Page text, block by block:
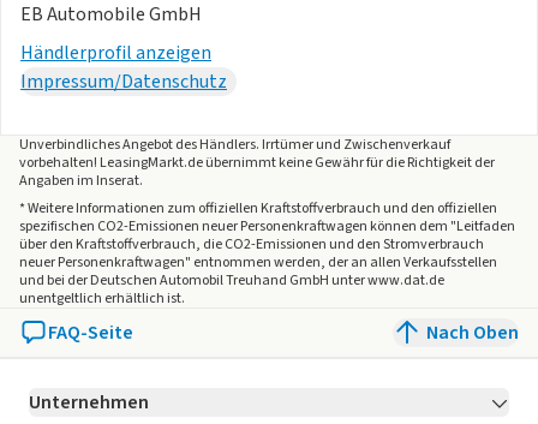
EB Automobile GmbH
Händlerprofil anzeigen
Impressum/Datenschutz
Unverbindliches Angebot desHändlers. Irrtümer und Zwischenverkauf
vorbehalten! LeasingMarkt.de übernimmt keine Gewähr für die Richtigkeit der
Angaben im Inserat.
* Weitere Informationen zum offiziellen Kraftstoffverbrauch und den offiziellen
spezifischen CO2-Emissionen neuer Personenkraftwagen können dem "Leitfaden
über den Kraftstoffverbrauch, die CO2-Emissionen und den Stromverbrauch
neuer Personenkraftwagen" entnommen werden, der an allen Verkaufsstellen
und bei der Deutschen Automobil Treuhand GmbH unter www.dat.de
unentgeltlich erhältlich ist.
FAQ-Seite Nach Oben
Unternehmen